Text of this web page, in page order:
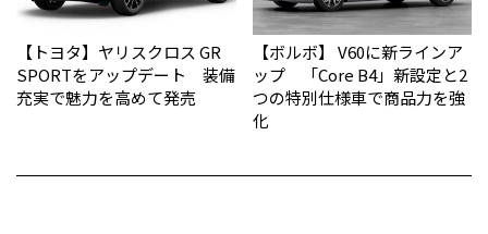
【トヨタ】ヤリスクロス GR
SPORTをアップデート 装備
充実で魅力を高めて発売
【ボルボ】 V60に新ラインア
ップ 「Core B4」新設定と2
つの特別仕様車で商品力を強
化